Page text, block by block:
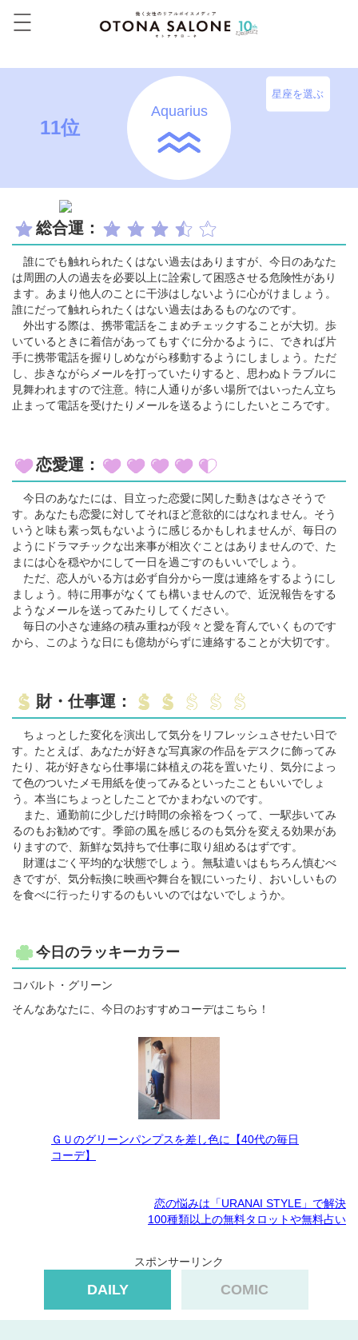
11位
Aquarius
星座を選ぶ
総合運：
誰にでも触れられたくはない過去はありますが、今日のあなた
は周囲の人の過去を必要以上に詮索して困惑させる危険性があり
ます。あまり他人のことに干渉はしないように心がけましょう。
誰にだって触れられたくはない過去はあるものなのです。
外出する際は、携帯電話をこまめチェックすることが大切。歩
いているときに着信があってもすぐに分かるように、できれば片
手に携帯電話を握りしめながら移動するようにしましょう。ただ
し、歩きながらメールを打っていたりすると、思わぬトラブルに
見舞われますので注意。特に人通りが多い場所ではいったん立ち
止まって電話を受けたりメールを送るようにしたいところです。
恋愛運：
今日のあなたには、目立った恋愛に関した動きはなさそうで
す。あなたも恋愛に対してそれほど意欲的にはなれません。そう
いうと味も素っ気もないように感じるかもしれませんが、毎日の
ようにドラマチックな出来事が相次ぐことはありませんので、た
まには心を穏やかにして一日を過ごすのもいいでしょう。
ただ、恋人がいる方は必ず自分から一度は連絡をするようにし
ましょう。特に用事がなくても構いませんので、近況報告をする
ようなメールを送ってみたりしてください。
毎日の小さな連絡の積み重ねが段々と愛を育んでいくものです
から、このような日にも億劫がらずに連絡することが大切です。
財・仕事運：
ちょっとした変化を演出して気分をリフレッシュさせたい日で
す。たとえば、あなたが好きな写真家の作品をデスクに飾ってみ
たり、花が好きなら仕事場に鉢植えの花を置いたり、気分によっ
て色のついたメモ用紙を使ってみるといったこともいいでしょ
う。本当にちょっとしたことでかまわないのです。
また、通勤前に少しだけ時間の余裕をつくって、一駅歩いてみ
るのもお勧めです。季節の風を感じるのも気分を変える効果があ
りますので、新鮮な気持ちで仕事に取り組めるはずです。
財運はごく平均的な状態でしょう。無駄遣いはもちろん慎むべ
きですが、気分転換に映画や舞台を観にいったり、おいしいもの
を食べに行ったりするのもいいのではないでしょうか。
今日のラッキーカラー
コバルト・グリーン
そんなあなたに、今日のおすすめコーデはこちら！
ＧＵのグリーンパンプスを差し色に【40代の毎日
コーデ】
恋の悩みは「URANAI STYLE」で解決
100種類以上の無料タロットや無料占い
スポンサーリンク
DAILY COMIC